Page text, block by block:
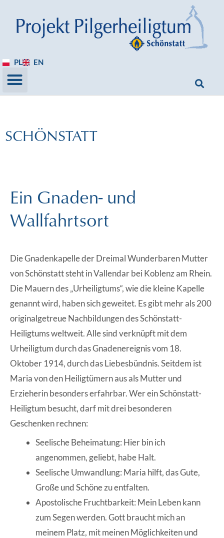
PL EN
SCHÖNSTATT
Ein Gnaden- und
Wallfahrtsort
Die Gnadenkapelle der Dreimal Wunderbaren Mutter
von Schönstatt steht in Vallendar bei Koblenz am Rhein.
Die Mauern des „Urheiligtums“, wie die kleine Kapelle
genannt wird, haben sich geweitet. Es gibt mehr als 200
originalgetreue Nachbildungen des Schönstatt-
Heiligtums weltweit. Alle sind verknüpft mit dem
Urheiligtum durch das Gnadenereignis vom 18.
Oktober 1914, durch das Liebesbündnis. Seitdem ist
Maria von den Heiligtümern aus als Mutter und
Erzieherin besonders erfahrbar. Wer ein Schönstatt-
Heiligtum besucht, darf mit drei besonderen
Geschenken rechnen:
Seelische Beheimatung: Hier bin ich
angenommen, geliebt, habe Halt.
Seelische Umwandlung: Maria hilft, das Gute,
Große und Schöne zu entfalten.
Apostolische Fruchtbarkeit: Mein Leben kann
zum Segen werden. Gott braucht mich an
meinem Platz, mit meinen Möglichkeiten und